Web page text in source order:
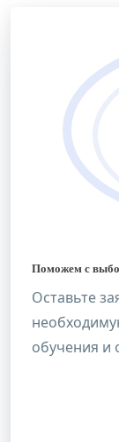
Поможем с
Оставьте
обучения и